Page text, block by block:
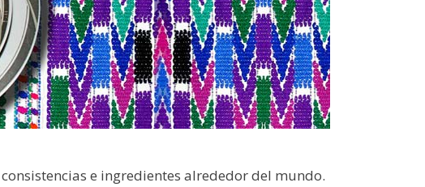
e ingredientes alrededor del mundo.